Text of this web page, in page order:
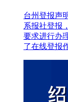
台州登报声
系报社登报
要求进行办
了在线登报